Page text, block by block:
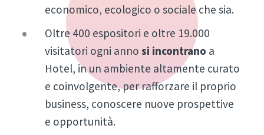
economico, ecologico o sociale che sia.
Oltre 400 espositori e oltre 19.000
visitatori ogni anno si incontrano a
Hotel, in un ambiente altamente curato
e coinvolgente, per rafforzare il proprio
business, conoscere nuove prospettive
e opportunità.